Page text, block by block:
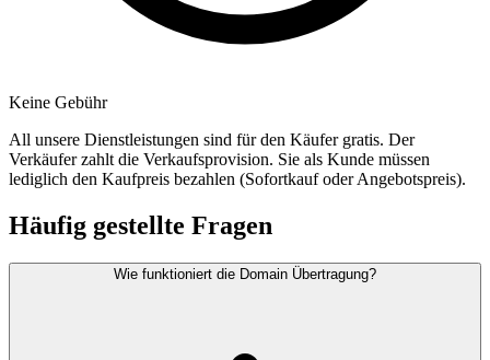
Keine Gebühr
All unsere Dienstleistungen sind für den Käufer gratis. Der
Verkäufer zahlt die Verkaufsprovision. Sie als Kunde müssen
lediglich den Kaufpreis bezahlen (Sofortkauf oder Angebotspreis).
Häufig gestellte Fragen
Wie funktioniert die Domain Übertragung?